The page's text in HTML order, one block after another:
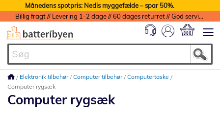
Månedens spotpris: Nedis myggefælde – spar 50%.
Billig fragt // Levering 1-2 dage // 60 dages returret // God service med garanti
Elektronik tilbehør Computer tilbehør Computertaske
Computer rygsæk
Computer rygsæk